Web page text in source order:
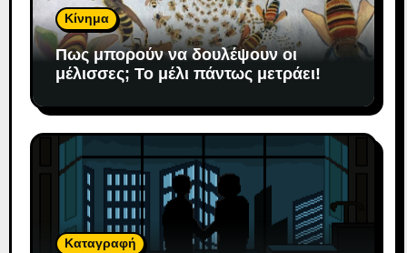
Κίνημα
Πως μπορούν να δουλέψουν οι
μέλισσες; To μέλι πάντως μετράει!
Καταγραφή